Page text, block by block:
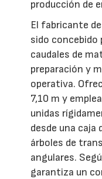
producción de
El fabricante
sido concebido
caudales de
preparación y
operativa.
7,10 m y
unidas
desde una
árboles de
angulares.
garantiza un